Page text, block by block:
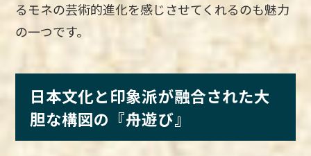
るモネの芸術的進化を感じさせてくれるのも魅力
の一つです。
日本文化と印象派が融合された大
胆な構図の『舟遊び』